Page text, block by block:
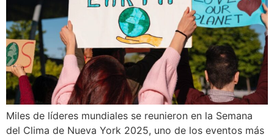
Miles de líderes mundiales se reunieron en la Semana
del Clima de Nueva York 2025, uno de los eventos más